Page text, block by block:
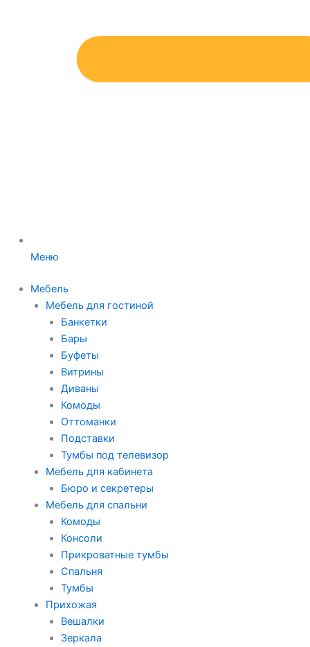
Меню
Мебель
Мебель для гостиной
Банкетки
Бары
Буфеты
Витрины
Диваны
Комоды
Оттоманки
Подставки
Тумбы под телевизор
Мебель для кабинета
Бюро и секретеры
Мебель для спальни
Комоды
Консоли
Прикроватные тумбы
Спальня
Тумбы
Прихожая
Вешалки
Зеркала